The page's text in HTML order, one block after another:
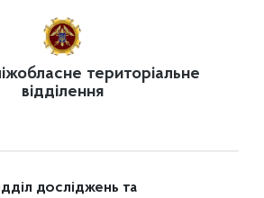
територіальне
відділення
досліджень та